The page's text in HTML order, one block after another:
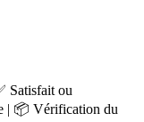
Satisfait ou
| 📦 Vérification du